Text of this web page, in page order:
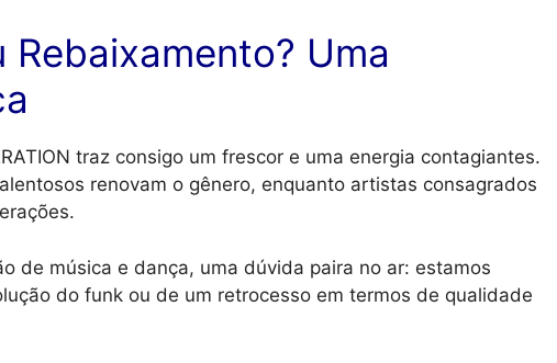
Uma
traz consigo um frescor e uma energia contagiantes.
renovam o gênero, enquanto artistas consagrados
de música e dança, uma dúvida paira no ar: estamos
do funk ou de um retrocesso em termos de qualidade